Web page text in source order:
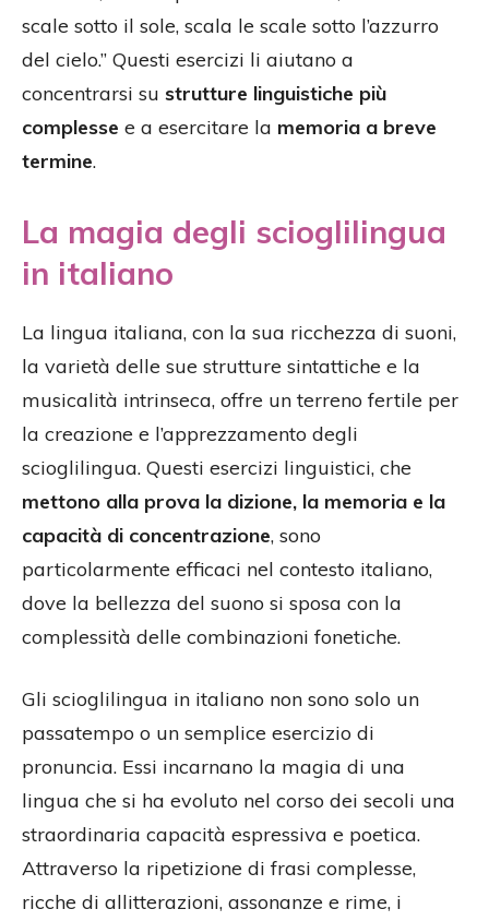
scale sotto il sole, scala le scale sotto l’azzurro
del cielo.” Questi esercizi li aiutano a
concentrarsi su strutture linguistiche più
complesse e a esercitare la memoria a breve
termine.
La magia degli scioglilingua
in italiano
La lingua italiana, con la sua ricchezza di suoni,
la varietà delle sue strutture sintattiche e la
musicalità intrinseca, offre un terreno fertile per
la creazione e l’apprezzamento degli
scioglilingua. Questi esercizi linguistici, che
mettono alla prova la dizione, la memoria e la
capacità di concentrazione, sono
particolarmente efficaci nel contesto italiano,
dove la bellezza del suono si sposa con la
complessità delle combinazioni fonetiche.
Gli scioglilingua in italiano non sono solo un
passatempo o un semplice esercizio di
pronuncia. Essi incarnano la magia di una
lingua che si ha evoluto nel corso dei secoli una
straordinaria capacità espressiva e poetica.
Attraverso la ripetizione di frasi complesse,
ricche di allitterazioni, assonanze e rime, i